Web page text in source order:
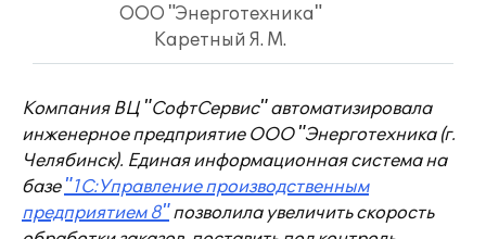
ООО "Энерготехника"
Каретный Я. М.
Компания ВЦ "СофтСервис" автоматизировала
инженерное предприятие ООО "Энерготехника (г.
Челябинск). Единая информационная система на
базе "1С:Управление производственным
предприятием 8"позволила увеличить скорость